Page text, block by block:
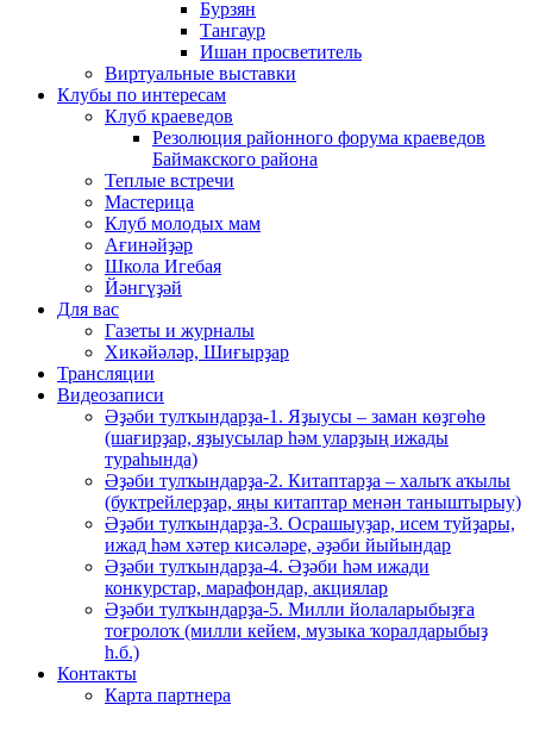
Бурзян
Тангаур
Ишан просветитель
Виртуальные выставки
Клубы по интересам
Клуб краеведов
Резолюция районного форума краеведов
Баймакского района
Теплые встречи
Мастерица
Клуб молодых мам
Ағинәйҙәр
Школа Игебая
Йәнгүҙәй
Для вас
Газеты и журналы
Хикәйәләр, Шиғырҙар
Трансляции
Видеозаписи
Әҙәби тулҡындарҙа-1. Яҙыусы – заман көҙгөһө
(шағирҙар, яҙыусылар һәм уларҙың ижады
тураһында)
Әҙәби тулҡындарҙа-2. Китаптарҙа – халыҡ аҡылы
(буктрейлерҙар, яңы китаптар менән таныштырыу)
Әҙәби тулҡындарҙа-3. Осрашыуҙар, исем туйҙары,
ижад һәм хәтер кисәләре, әҙәби йыйындар
Әҙәби тулҡындарҙа-4. Әҙәби һәм ижади
конкурстар, марафондар, акциялар
Әҙәби тулҡындарҙа-5. Милли йолаларыбыҙға
тоғролоҡ (милли кейем, музыка ҡоралдарыбыҙ
һ.б.)
Контакты
Карта партнера